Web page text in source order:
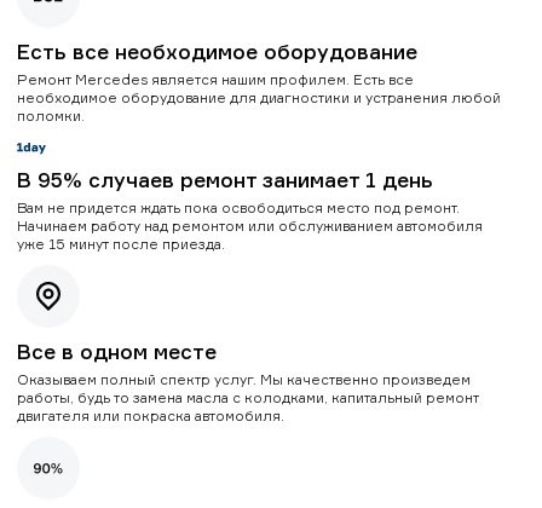
Есть все необходимое оборудование
Ремонт Mercedes является нашим профилем. Есть все
необходимое оборудование для диагностики и устранения любой
поломки.
В 95% случаев ремонт занимает 1 день
Вам не придется ждать пока освободиться место под ремонт.
Начинаем работу над ремонтом или обслуживанием автомобиля
уже 15 минут после приезда.
Все в одном месте
Оказываем полный спектр услуг. Мы качественно произведем
работы, будь то замена масла с колодками, капитальный ремонт
двигателя или покраска автомобиля.